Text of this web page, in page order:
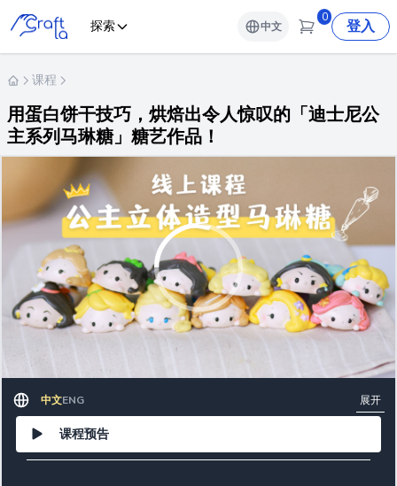
探索 中文
0 登入
课程
用蛋白饼干技巧，烘焙出令人惊叹的「迪士尼公
主系列马琳糖」糖艺作品！
中文ENG 展开
课程预告